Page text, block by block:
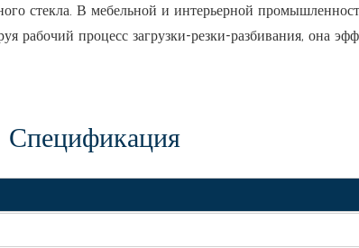
стекла. В мебельной и интерьерной
процесс загрузки-резки-разбивания, она
Спецификация